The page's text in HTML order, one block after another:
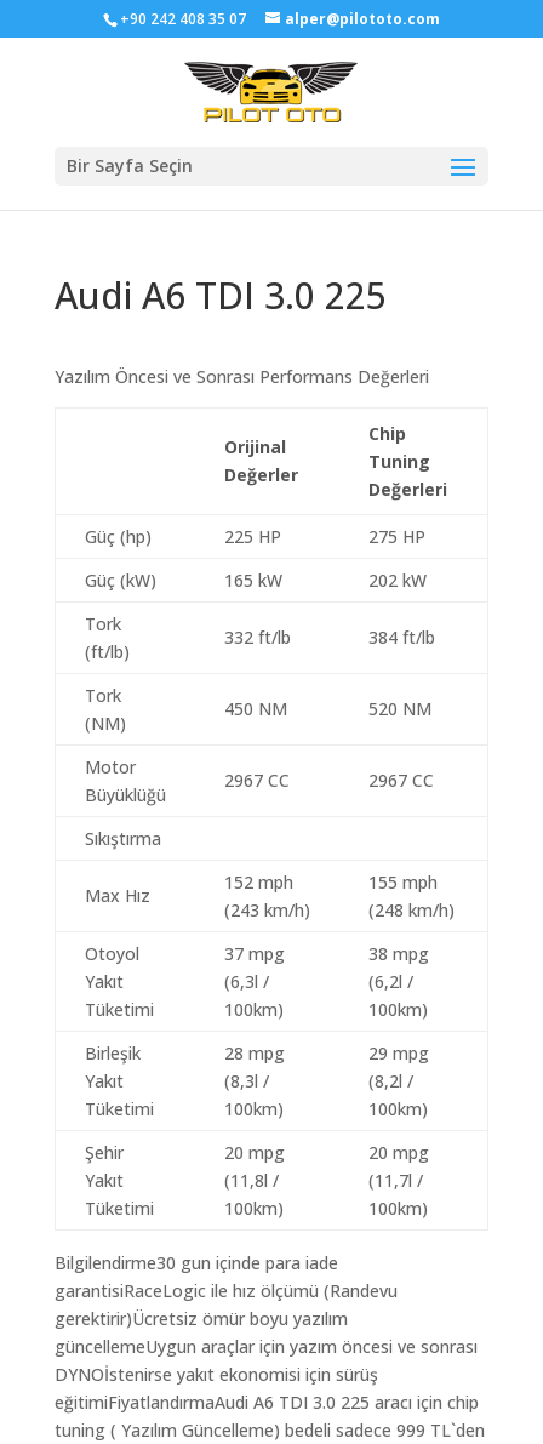
+90 242 408 35 07 alper@pilototo.com
Bir Sayfa Seçin
Audi A6 TDI 3.0 225
Yazılım Öncesi ve Sonrası Performans Değerleri
Orijinal
Değerler
Chip
Tuning
Değerleri
Güç (hp) 225 HP
275 HP
Güç (kW)
165 kW
202 kW
Tork
(ft/lb)
332 ft/lb 384 ft/lb
Tork
(NM)
450 NM 520 NM
Motor
Büyüklüğü
2967 CC 2967 CC
Sıkıştırma
Max Hız
152 mph
(243 km/h)
155 mph
(248 km/h)
Otoyol
Yakıt
Tüketimi
37 mpg
(6,3l /
100km)
38 mpg
(6,2l /
100km)
Birleşik
Yakıt
Tüketimi
28 mpg
(8,3l /
100km)
29 mpg
(8,2l /
100km)
Şehir
Yakıt
Tüketimi
20 mpg
(11,8l /
100km)
20 mpg
(11,7l /
100km)
Bilgilendirme30 gun içinde para iade
garantisiRaceLogic ile hız ölçümü (Randevu
gerektirir)Ücretsiz ömür boyu yazılım
güncellemeUygun araçlar için yazım öncesi ve sonrası
DYNOİstenirse yakıt ekonomisi için sürüş
eğitimiFiyatlandırmaAudi A6 TDI 3.0 225 aracı için chip
tuning ( Yazılım Güncelleme) bedeli sadece 999 TL`den